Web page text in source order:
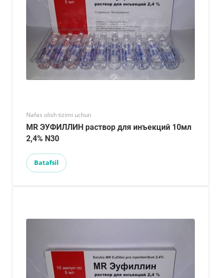
Nafas olish tizimi uchun
MR ЭУФИЛЛИН раствор для инъекций 10мл
2,4% N30
Batafsil